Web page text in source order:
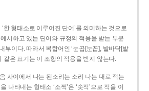
‘한 형태소로 이루어진 단어’를 의미하는 것으로
시하고 있는 단어와 규정의 적용을 받는 부분
부이다. 따라서 복합어인 ‘눈곱[눈꼽], 발바닥[발
같은 표기는 이 조항의 적용을 받지 않는다.
사이에서 나는 된소리는 소리 나는 대로 적는
나타내는 형태소 ‘소쩍’은 ‘솟적’으로 적을 이